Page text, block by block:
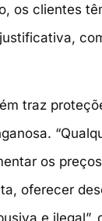
os clientes
traz
os
oferecer